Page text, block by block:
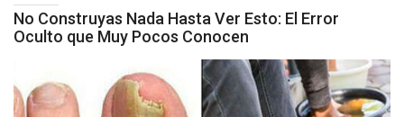
No Construyas Nada Hasta Ver Esto: El Error
Oculto que Muy Pocos Conocen